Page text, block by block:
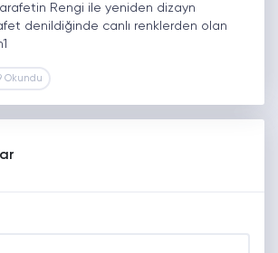
Rengi ile yeniden dizayn
denildiğinde canlı renklerden olan
Okundu